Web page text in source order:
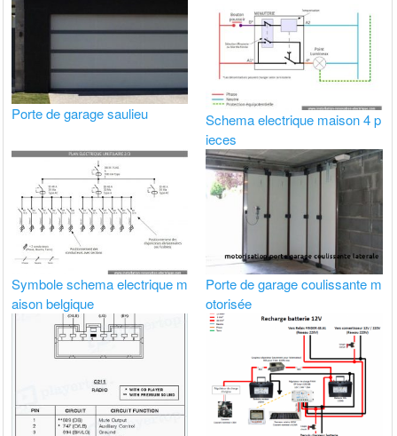
Porte de garage saulieu
Schema electrique maison 4 p
ieces
Symbole schema electrique m
aison belgique
Porte de garage coulissante m
otorisée